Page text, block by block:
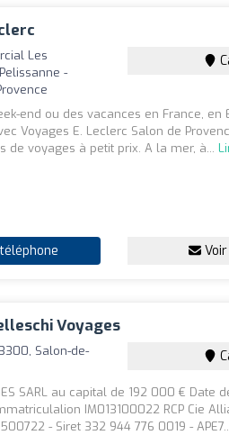
Les
-
end ou des vacances en France, en
Voyages E. Leclerc Salon de
de voyages à petit prix. A la mer, à...
Voir
Voyages
Salon-de-
SARL au capital de 192 000 € Date
IM013100022 RCP Cie
- Siret 332 944 776 0019 -